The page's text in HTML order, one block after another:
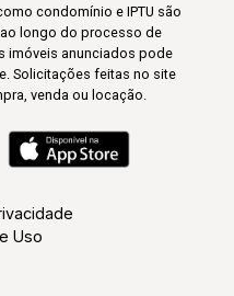
condomínio e IPTU são
longo do processo de
imóveis anunciados pode
Solicitações feitas no site
venda ou locação.
Uso